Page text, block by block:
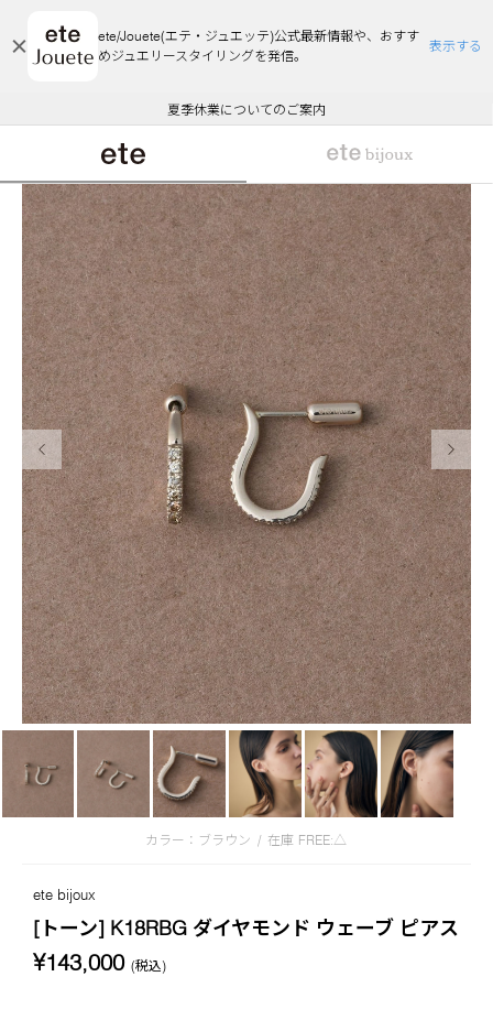
ete/Jouete(エテ・ジュエッテ)公式最新情報や、おすす
めジュエリースタイリングを発信。
表示する
エコラッピング及びエコポイント付与のご案内
ご注文いただいたお品物のお届け状況について
夏季休業についてのご案内
WEB Limited Items >>
採用のご案内
悪質な偽サイトにご注意ください
エコラッピング及びエコポイント付与のご案内
ご注文いただいたお品物のお届け状況について
前の画像
カラー：ブラウン / 在庫 FREE:△
ete bijoux
[トーン] K18RBG ダイヤモンド ウェーブ ピアス
¥143,000 (税込)